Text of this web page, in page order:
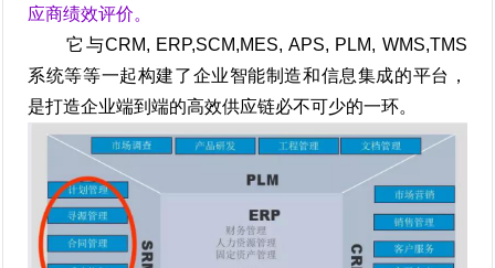
应商绩效评价。
它与CRM, ERP,SCM,MES, APS, PLM, WMS,TMS
系统等等一起构建了企业智能制造和信息集成的平台，
是打造企业端到端的高效供应链必不可少的一环。